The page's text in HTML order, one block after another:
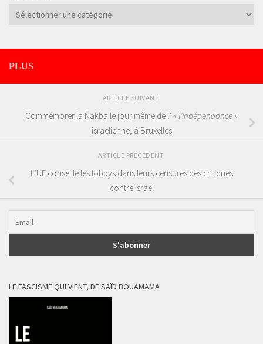
Catégories
PLUS
ARTICLE SUIVANT
Commémorer la Nakba le jour même de l’ « l’indépendance »
israélienne, à Bruxelles
ARTICLE PRÉCÉDENT
L’UE conseille les lobbys dans leurs censures des critiques
contre Israël
LE FASCISME QUI VIENT, DE SAÏD BOUAMAMA